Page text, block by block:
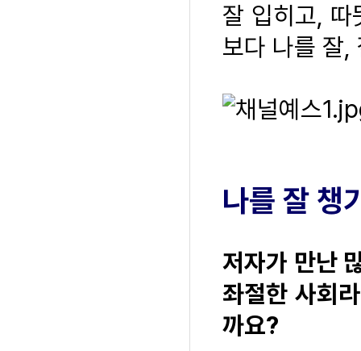
잘 입히고, 따
보다 나를 잘,
나를 잘 챙
저자가 만난
좌절한 사회
까요?